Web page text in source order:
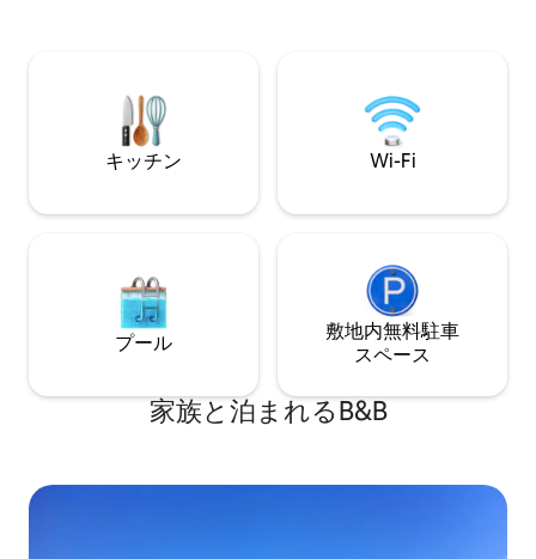
リネンのレンタル
キッチン Wi-Fi
プール
敷地内無料駐⁠車
ス⁠ペ⁠ー⁠ス
家族と泊まれるB&B